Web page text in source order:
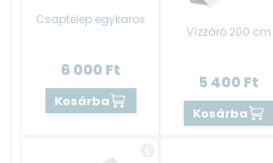
Csaptelep egykaros
6 000 Ft
Kosárba
Vízzáró 200 cm
5 400 Ft
Kosárba